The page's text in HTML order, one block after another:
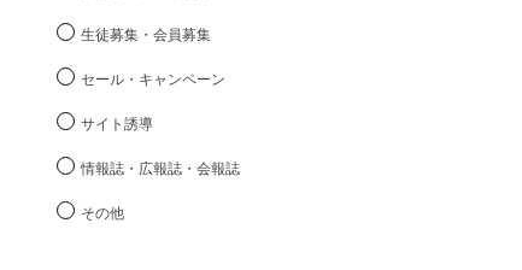
生徒募集・会員募集
セール・キャンペーン
サイト誘導
情報誌・広報誌・会報誌
その他